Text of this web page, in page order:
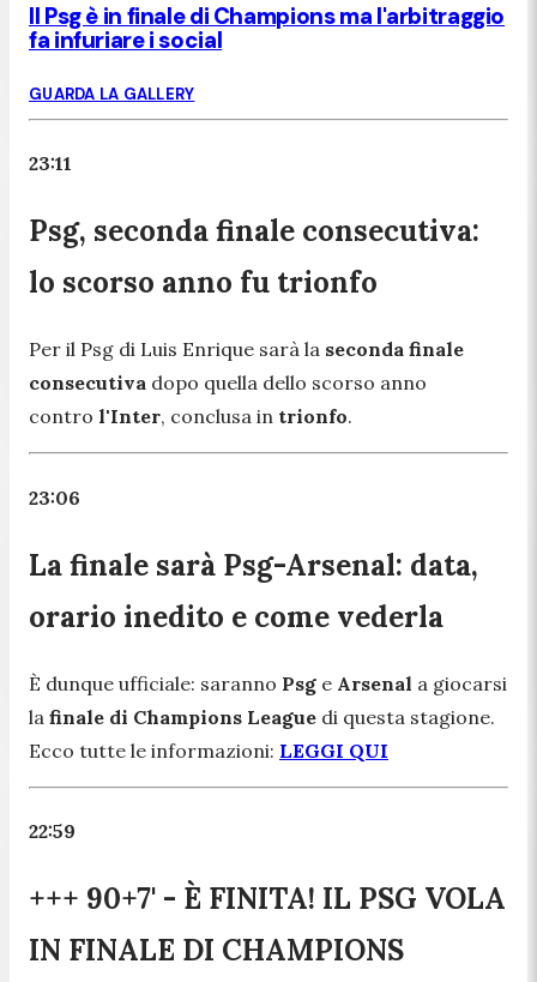
Il Psg è in finale di Champions ma l'arbitraggio
fa infuriare i social
GUARDA LA GALLERY
23:11
Psg, seconda finale consecutiva:
lo scorso anno fu trionfo
Per il Psg di Luis Enrique sarà la seconda finale
consecutiva dopo quella dello scorso anno
contro l'Inter, conclusa in trionfo.
23:06
La finale sarà Psg-Arsenal: data,
orario inedito e come vederla
È dunque ufficiale: saranno Psg e Arsenal a giocarsi
la finale di Champions League di questa stagione.
Ecco tutte le informazioni: LEGGI QUI
22:59
+++ 90+7' - È FINITA! IL PSG VOLA
IN FINALE DI CHAMPIONS